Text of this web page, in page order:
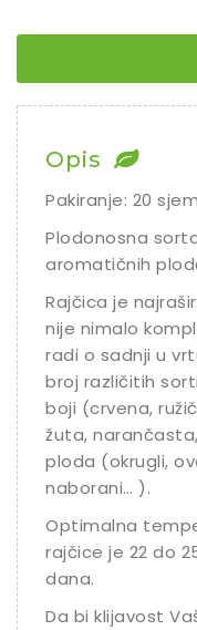
Opis
Pakiranje: 20
Plodonosna
aromatičnih
Rajčica je
nije nimalo
radi o sadnji u
broj različitih
boji (crvena,
žuta,
ploda (okrugli,
naborani… ).
Optimalna
rajčice je 22 do
dana.
Da bi klijavost